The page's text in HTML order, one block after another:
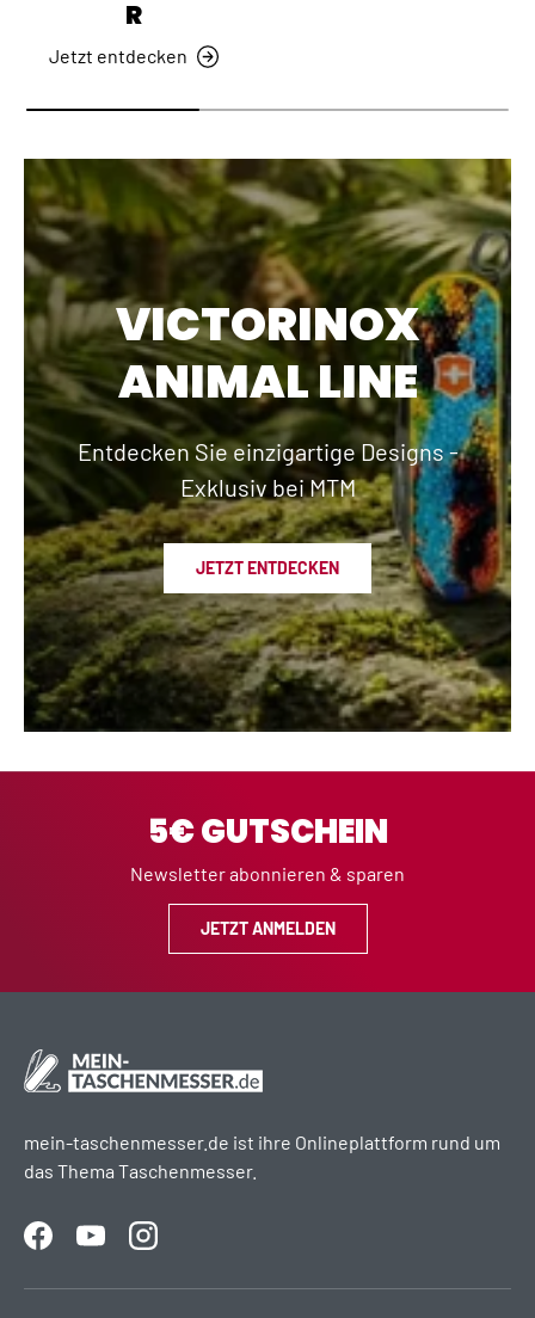
R
Jetzt entdecken
VICTORINOX
ANIMAL LINE
Entdecken Sie einzigartige Designs -
Exklusiv bei MTM
JETZT ENTDECKEN
5€ GUTSCHEIN
Newsletter abonnieren & sparen
JETZT ANMELDEN
mein-taschenmesser.de ist ihre Onlineplattform rund um
das Thema Taschenmesser.
FacebookYouTubeInstagram